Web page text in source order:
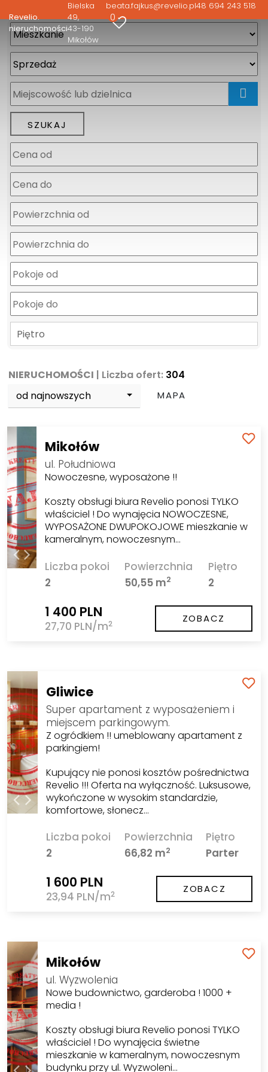
Revelio.
nieruchomości
Bielska
49
43-190
Mikołów
beata.fajkus@revelio.pl48 694 243 518
0
Piętro
NIERUCHOMOŚCI | Liczba ofert: 304
od najnowszych
MAPA
Mikołów
ul. Południowa
Nowoczesne, wyposażone !!
Koszty obsługi biura Revelio ponosi TYLKO
właściciel ! Do wynajęcia NOWOCZESNE,
WYPOSAŻONE DWUPOKOJOWE mieszkanie w
kameralnym, nowoczesnym…
Liczba pokoi
2
Powierzchnia
50,55 m2
Piętro
2
1 400 PLN
27,70 PLN/m2 ZOBACZ
Gliwice
Super apartament z wyposażeniem i
miejscem parkingowym.
Z ogródkiem !! umeblowany apartament z
parkingiem!
Kupujący nie ponosi kosztów pośrednictwa
Revelio !!! Oferta na wyłączność. Luksusowe,
wykończone w wysokim standardzie,
komfortowe, słonecz…
Liczba pokoi
2
Powierzchnia
66,82 m2
Piętro
Parter
1 600 PLN
23,94 PLN/m2 ZOBACZ
Mikołów
ul. Wyzwolenia
Nowe budownictwo, garderoba ! 1000 +
media !
Koszty obsługi biura Revelio ponosi TYLKO
właściciel ! Do wynajęcia świetne
mieszkanie w kameralnym, nowoczesnym
budynku przy ul. Wyzwoleni…